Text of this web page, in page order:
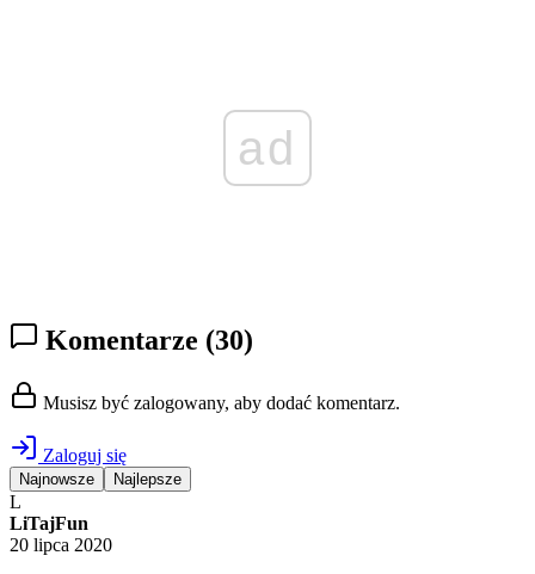
ad
Komentarze (30)
Musisz być zalogowany, aby dodać komentarz.
Zaloguj się
Najnowsze Najlepsze
L
LiTajFun
20 lipca 2020